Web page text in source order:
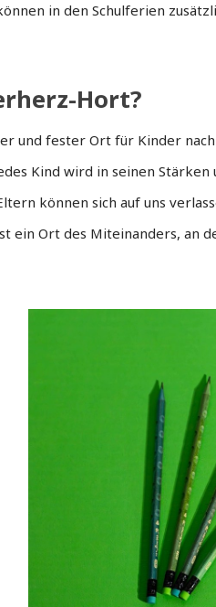
in den Schulferien
Hort?
und fester Ort für Kinder nach
Kind wird in seinen
können sich auf uns
ein Ort des Miteinanders, an